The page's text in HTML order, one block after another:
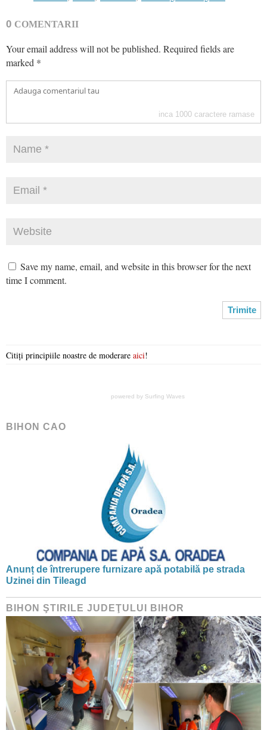
0 COMENTARII
Your email address will not be published. Required fields are
marked *
inca 1000 caractere ramase
Save my name, email, and website in this browser for the next
time I comment.
Citiți principiile noastre de moderare aici!
powered by Surfing Waves
BIHON CAO
Anunț de întrerupere furnizare apă potabilă pe strada
Uzinei din Tileagd
BIHON ŞTIRILE JUDEŢULUI BIHOR